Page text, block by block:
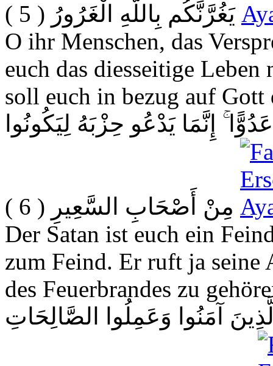
يَغُرَّنَّكُم بِاللَّهِ الْغَرُورُ ( 5 )
O ihr Menschen, das
euch das diesseitige
soll euch in bezug auf Gott
إِنَّمَا يَدْعُو حِزْبَهُ لِيَكُونُوا
مِنْ أَصْحَابِ السَّعِيرِ ( 6 )
Der Satan ist euch ein
zum Feind. Er ruft ja seine
des Feuerbrandes zu
آمَنُوا وَعَمِلُوا الصَّالِحَاتِ